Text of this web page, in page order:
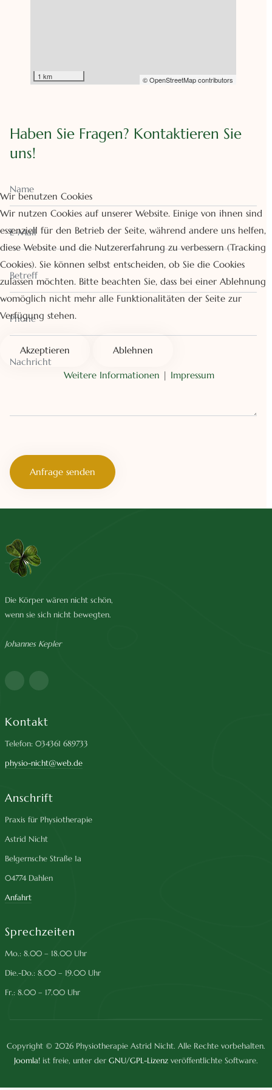
1 km © OpenStreetMap contributors
Haben Sie Fragen? Kontaktieren Sie
uns!
Phone
Anfrage senden
Die Körper wären nicht schön,
wenn sie sich nicht bewegten.
Johannes Kepler
Kontakt
Telefon: 034361 689733
physio-nicht@web.de
Anschrift
Praxis für Physiotherapie
Astrid Nicht
Belgernsche Straße 1a
04774 Dahlen
Anfahrt
Sprechzeiten
Mo.: 8.00 – 18.00 Uhr
Die.-Do.: 8.00 – 19.00 Uhr
Fr.: 8.00 – 17.00 Uhr
Copyright © 2026 Physiotherapie Astrid Nicht. Alle Rechte vorbehalten.
Joomla! ist freie, unter der GNU/GPL-Lizenz veröffentlichte Software.
Wir benutzen Cookies
Wir nutzen Cookies auf unserer Website. Einige von ihnen sind
essenziell für den Betrieb der Seite, während andere uns helfen,
diese Website und die Nutzererfahrung zu verbessern (Tracking
Cookies). Sie können selbst entscheiden, ob Sie die Cookies
zulassen möchten. Bitte beachten Sie, dass bei einer Ablehnung
womöglich nicht mehr alle Funktionalitäten der Seite zur
Verfügung stehen.
Akzeptieren Ablehnen
Weitere Informationen | Impressum